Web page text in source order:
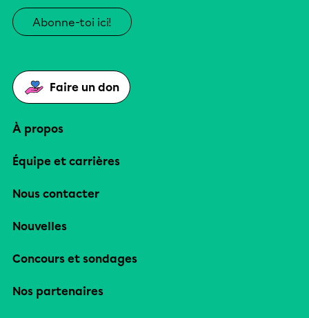
Abonne-toi ici!
Faire un don
À propos
Équipe et carrières
Nous contacter
Nouvelles
Concours et sondages
Nos partenaires